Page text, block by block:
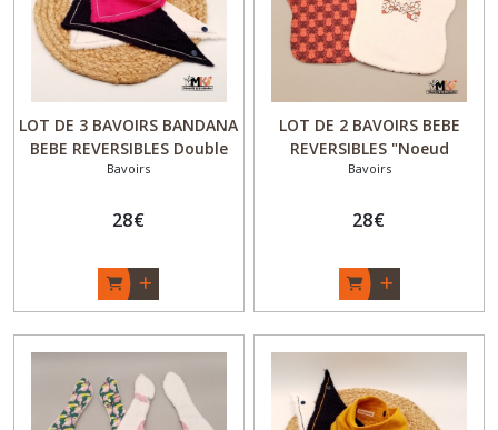
LOT DE 3 BAVOIRS BANDANA
BEBE REVERSIBLES Double
gaze - Fille - Rose fushia -
Bavoirs
28€
LOT DE 2 BAVOIRS BEBE
REVERSIBLES "Noeud
Papillon" - Naissance
Fait Main - Made in France
Bavoirs
28€